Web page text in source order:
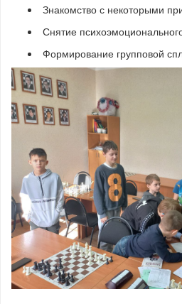
Знакомство с некоторыми
Снятие
Формирование групповой